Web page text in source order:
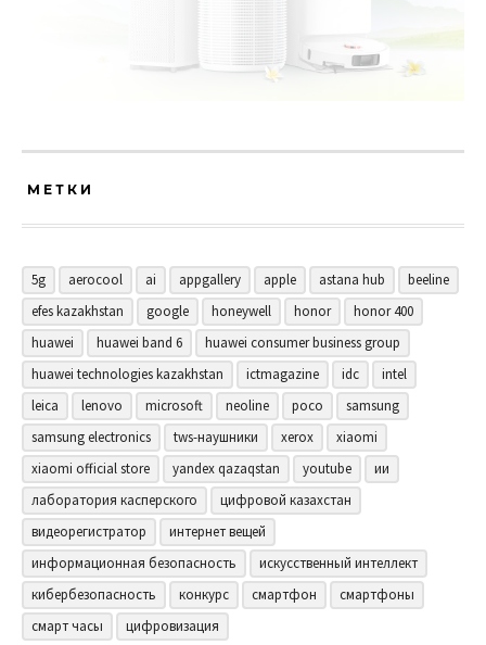
МЕТКИ
5g aerocool ai appgallery apple astana hub
beeline
efes kazakhstan
google honeywell honor
honor 400
huawei
huawei band 6
huawei consumer business group
huawei technologies kazakhstan
ictmagazine idc
intel
leica
lenovo microsoft neoline poco
samsung
samsung electronics
tws-наушники xerox
xiaomi
xiaomi official store
yandex qazaqstan youtube
ии
лаборатория касперского
цифровой казахстан
видеорегистратор
интернет вещей
информационная безопасность
искусственный интеллект
кибербезопасность
конкурс смартфон
смартфоны
смарт часы
цифровизация